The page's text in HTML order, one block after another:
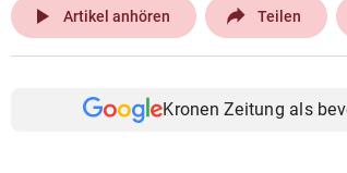
play_arrow Artikel anhören Teilen
Kronen Zeitung als